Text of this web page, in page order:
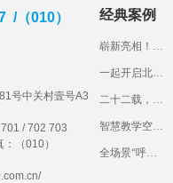
崭新亮相！北工商的智慧教室长什么样？
一起开启北京语言大学智慧教室“盲盒”
二十二载，石铁大见证万讯科技产品成长路
智慧教学空间建设，看山东交通学院“1234”妙招！
全场景“呼叫中心”，带您体验长安大学一体化综合管理平台
经典案例
/（010）
号中关村壹号A3
/ 702 703
（010）